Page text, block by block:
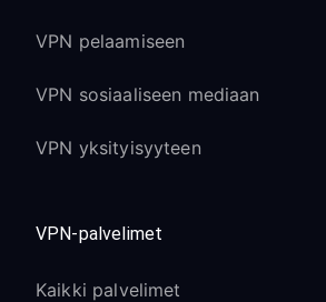
Estää IP-pohjaisen
hyökkäyksiltä ja muilta
Xboxin
VPN pelaamiseen
VPN sosiaaliseen mediaan
VPN yksityisyyteen
VPN-palvelimet
Kaikki palvelimet